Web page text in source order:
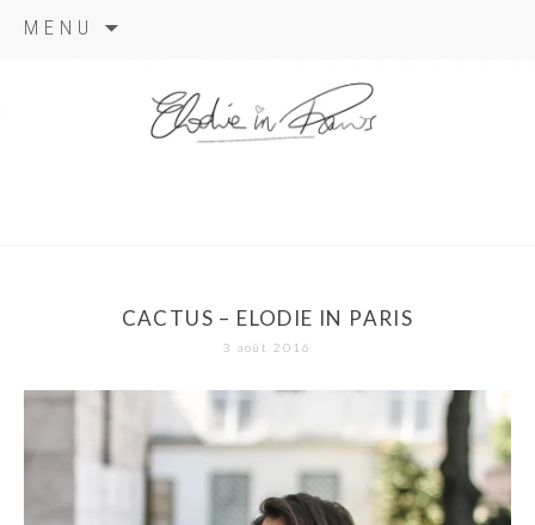
MENU
CACTUS – ELODIE IN PARIS
3 août 2016